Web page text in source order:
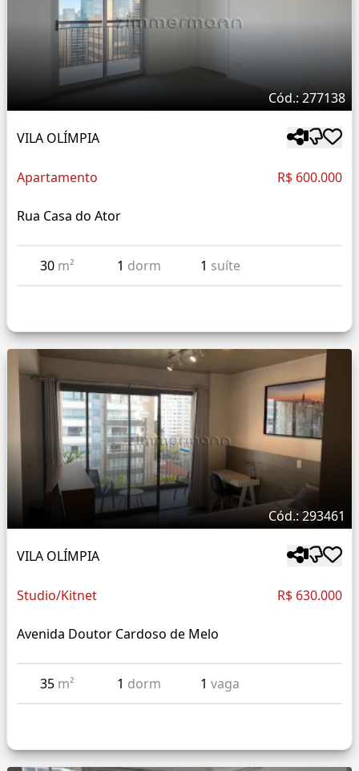
Cód.: 277138
VILA OLÍMPIA
Apartamento R$ 600.000
Rua Casa do Ator
30 m² 1 dorm 1 suíte
Cód.: 293461
VILA OLÍMPIA
Studio/Kitnet R$ 630.000
Avenida Doutor Cardoso de Melo
35 m² 1 dorm 1vaga